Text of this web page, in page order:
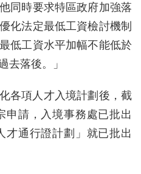
同時要求特區政府加強落
化法定最低工資檢討機制
低工資水平加幅不能低於
去落後。」
各項人才入境計劃後，截
申請，入境事務處已批出
才通行證計劃」就已批出